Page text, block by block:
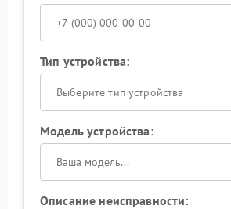
Тип устройства:
Выберите тип устройства
Модель устройства:
Описание неисправности: